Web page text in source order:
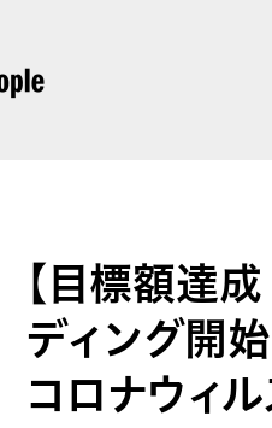
【目標額達
ディング開
コロナウィ